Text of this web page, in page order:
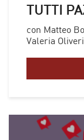
TUTTI
con Matteo
Valeria Oliveri